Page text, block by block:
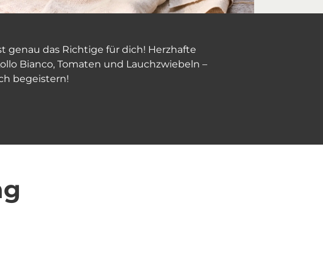
genau das Richtige für dich! Herzhafte
Bianco, Tomaten und Lauchzwiebeln –
begeistern!